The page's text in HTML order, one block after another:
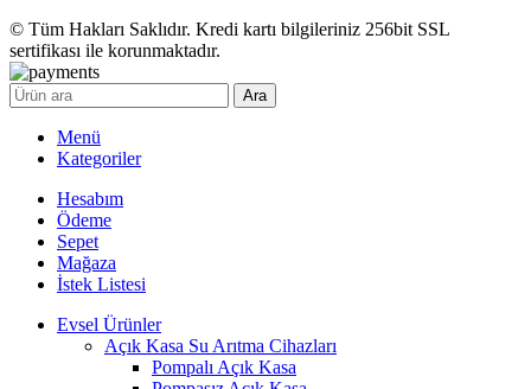
© Tüm Hakları Saklıdır. Kredi kartı bilgileriniz 256bit SSL
sertifikası ile korunmaktadır.
Ara
Menü
Kategoriler
Hesabım
Ödeme
Sepet
Mağaza
İstek Listesi
Evsel Ürünler
Açık Kasa Su Arıtma Cihazları
Pompalı Açık Kasa